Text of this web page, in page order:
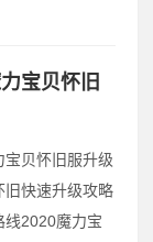
宝贝怀旧
宝贝怀旧服升级
旧快速升级攻略
线2020魔力宝